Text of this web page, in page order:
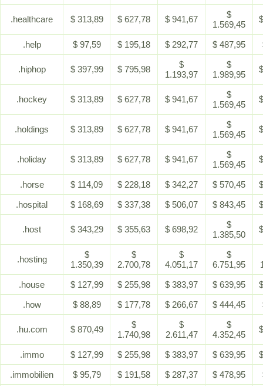
.healthcare $ 313,89 $ 627,78 $ 941,67
$
1.569,45
.help $ 97,59 $ 195,18 $ 292,77 $ 487,95
.hiphop $ 397,99 $ 795,98
$
1.193,97
$
1.989,95
.hockey $ 313,89 $ 627,78 $ 941,67
$
1.569,45
.holdings $ 313,89 $ 627,78 $ 941,67
$
1.569,45
.holiday $ 313,89 $ 627,78 $ 941,67
$
1.569,45
.horse $ 114,09 $ 228,18 $ 342,27 $ 570,45
.hospital
$ 168,69 $ 337,38 $ 506,07 $ 843,45
.host $ 343,29 $ 355,63 $ 698,92
$
1.385,50
.hosting
$
1.350,39
$
2.700,78
$
4.051,17
$
6.751,95
.house
$ 127,99 $ 255,98 $ 383,97 $ 639,95
.how
$ 88,89 $ 177,78 $ 266,67 $ 444,45
.hu.com $ 870,49
$
1.740,98
$
2.611,47
$
4.352,45
.immo $ 127,99 $ 255,98 $ 383,97 $ 639,95
.immobilien
$ 95,79 $ 191,58 $ 287,37 $ 478,95